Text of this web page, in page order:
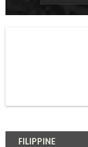
FILIPPINE